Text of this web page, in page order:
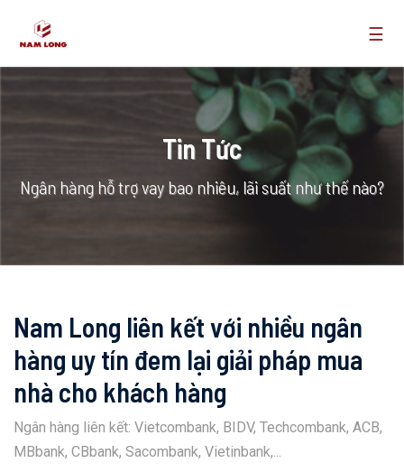
☰
Tin Tức
Ngân hàng hỗ trợ vay bao nhiêu, lãi suất như thế nào?
Nam Long liên kết với nhiều ngân
hàng uy tín đem lại giải pháp mua
nhà cho khách hàng
Ngân hàng liên kết: Vietcombank, BIDV, Techcombank, ACB,
MBbank, CBbank, Sacombank, Vietinbank,...